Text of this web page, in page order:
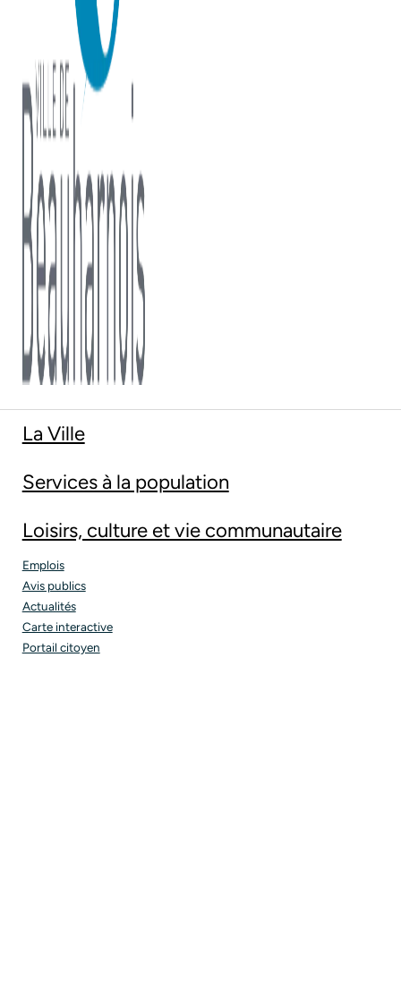
La Ville
Services à la population
Loisirs, culture et vie communautaire
Emplois
Avis publics
Actualités
Carte interactive
Portail citoyen